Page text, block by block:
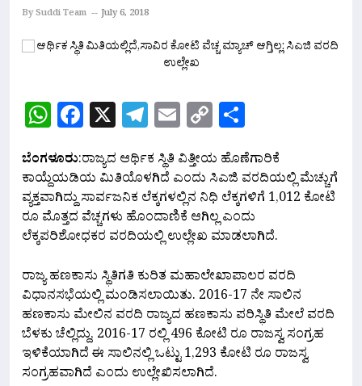
By Suddi Team July 6, 2018
WhatsApp
Facebook
X Telegram
Email
Copy
Link
ಬೆಂಗಳೂರು:ರಾಜ್ಯದ ಆರ್ಥಿಕ ಸ್ಥಿತಿ ವಿತ್ತೀಯ ಹೊಣೆಗಾರಿಕೆ
ಕಾಯ್ದೆಯಡಿಯ ಮಿತಿಯೊಳಗಿದೆ ಎಂದು ಸಿಎಜಿ ವರದಿಯಲ್ಲಿ ಮೆಚ್ಚುಗೆ
ವ್ಯಕ್ತವಾಗಿದ್ದು ಸಾರ್ವಜನಿಕ ಲೆಕ್ಕಗಳಲ್ಲಿನ ನಿಧಿ ಲೆಕ್ಕಗಳಿಗೆ 1,012 ಕೋಟಿ
ರೂ ಮೊತ್ತದ ವೆಚ್ಚಗಳು ಹೊಂದಾಣಿಕೆ ಆಗಿಲ್ಲ ಎಂದು
ಲೆಕ್ಕಪರಿಶೋಧಕರ ವರದಿಯಲ್ಲಿ ಉಲ್ಲೇಖ ಮಾಡಲಾಗಿದೆ.
ರಾಜ್ಯ ಹಣಕಾಸು ಸ್ಥಿತಿಗತಿ ಕುರಿತ ಮಹಾಲೇಖಾಪಾಲರ ವರದಿ
ವಿಧಾನಸಭೆಯಲ್ಲಿ ಮಂಡಿಸಲಾಯಿತು. 2016-17 ನೇ ಸಾಲಿನ
ಹಣಕಾಸು ಮೇಲಿನ ವರದಿ ರಾಜ್ಯದ ಹಣಕಾಸು ಪರಿಸ್ಥಿತಿ ಮೇಲೆ ವರದಿ
ಬೆಳಕು ಚೆಲ್ಲಿದ್ದು, 2016-17 ರಲ್ಲಿ 496 ಕೋಟಿ ರೂ ರಾಜಸ್ವ ಸಂಗ್ರಹ
ಇಳಿಕೆಯಾಗಿದೆ ಈ ಸಾಲಿನಲ್ಲಿ ಒಟ್ಟು 1,293 ಕೋಟಿ ರೂ ರಾಜಸ್ವ
ಸಂಗ್ರಹವಾಗಿದೆ ಎಂದು ಉಲ್ಲೇಖಿಸಲಾಗಿದೆ.